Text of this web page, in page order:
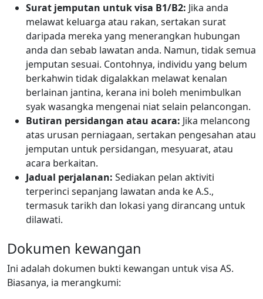
Surat jemputan untuk visa B1/B2: Jika anda
melawat keluarga atau rakan, sertakan surat
daripada mereka yang menerangkan hubungan
anda dan sebab lawatan anda. Namun, tidak semua
jemputan sesuai. Contohnya, individu yang belum
berkahwin tidak digalakkan melawat kenalan
berlainan jantina, kerana ini boleh menimbulkan
syak wasangka mengenai niat selain pelancongan.
Butiran persidangan atau acara: Jika melancong
atas urusan perniagaan, sertakan pengesahan atau
jemputan untuk persidangan, mesyuarat, atau
acara berkaitan.
Jadual perjalanan: Sediakan pelan aktiviti
terperinci sepanjang lawatan anda ke A.S.,
termasuk tarikh dan lokasi yang dirancang untuk
dilawati.
Dokumen kewangan
Ini adalah dokumen bukti kewangan untuk visa AS.
Biasanya, ia merangkumi: